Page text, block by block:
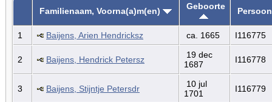
Familienaam, Voorna(a)m(en) Geboorte
1 Baijens, Arien Hendricksz ca. 1665 I116775
2 Baijens, Hendrick Petersz
19 dec
1687
I116778
3 Baijens, Stijntje Petersdr
10 jul
1701
I116779